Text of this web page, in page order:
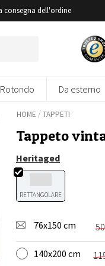
consegna dell'ordine
Rotondo Da esterno
HOME /TAPPETI
Tappeto
Heritaged
RETTANGOLARE
76x150 cm Il
Il
140x200 cm Il
Il